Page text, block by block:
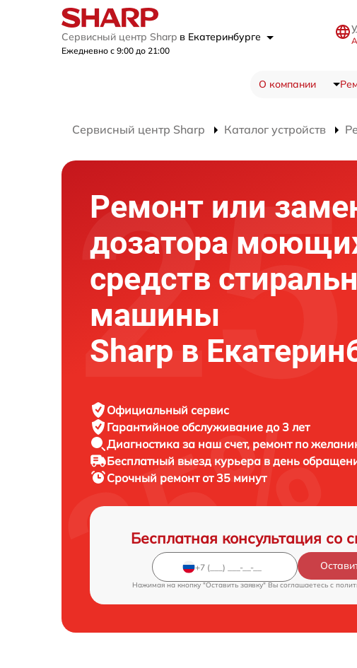
Сервисный центр Sharp в Екатеринбурге
Ежедневно с 9:00 до 21:00
О компании
Сервисный центр Sharp Каталог устройств
Ремонт или
дозатора
средств
машины
Sharp в
Официальный сервис
Гарантийное обслуживание до 3 лет
Диагностика за наш счет, ремонт по
Бесплатный выезд курьера в день
Срочный ремонтот 35 минут
Бесплатная консультация со
Нажимая на кнопку "Оставить заявку" Вы соглашаетесь c